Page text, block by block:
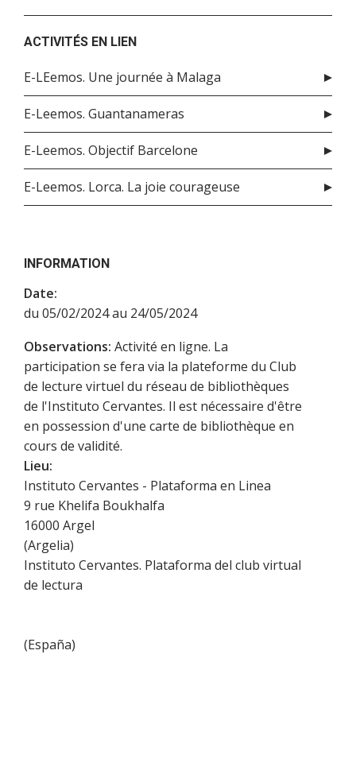
ACTIVITÉS EN LIEN
E-LEemos. Une journée à Malaga
E-Leemos. Guantanameras
E-Leemos. Objectif Barcelone
E-Leemos. Lorca. La joie courageuse
INFORMATION
Date:
du 05/02/2024 au 24/05/2024
Observations: Activité en ligne. La
participation se fera via la plateforme du Club
de lecture virtuel du réseau de bibliothèques
de l'Instituto Cervantes. Il est nécessaire d'être
en possession d'une carte de bibliothèque en
cours de validité.
Lieu:
Instituto Cervantes - Plataforma en Linea
9 rue Khelifa Boukhalfa
16000 Argel
(Argelia)
Instituto Cervantes. Plataforma del club virtual
de lectura
(España)